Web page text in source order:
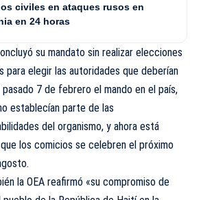
civiles en ataques rusos en
en 24 horas
su mandato sin realizar elecciones
para elegir las autoridades que deberían
pasado 7 de febrero el mando en el país,
establecían parte de las
del organismo, y ahora está
los comicios se celebren el próximo
la OEA reafirmó «su compromiso de